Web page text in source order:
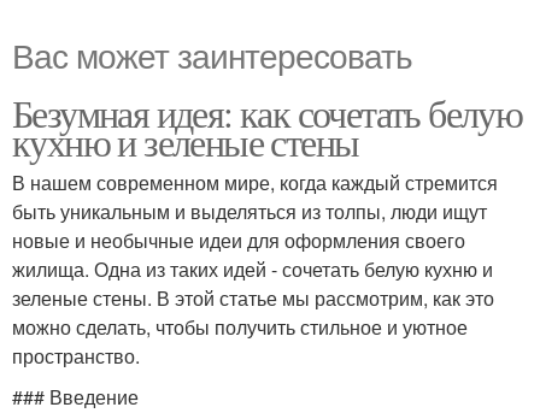
Вас может заинтересовать
Безумная идея: как сочетать белую
кухню и зеленые стены
В нашем современном мире, когда каждый стремится
быть уникальным и выделяться из толпы, люди ищут
новые и необычные идеи для оформления своего
жилища. Одна из таких идей - сочетать белую кухню и
зеленые стены. В этой статье мы рассмотрим, как это
можно сделать, чтобы получить стильное и уютное
пространство.
### Введение